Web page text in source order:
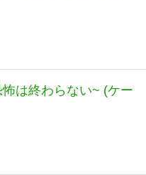
は終わらない~ (ケー